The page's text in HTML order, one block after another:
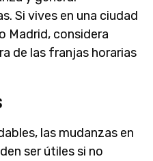
Si vives en una ciudad
Madrid, considera
de las franjas horarias
las mudanzas en
ser útiles si no